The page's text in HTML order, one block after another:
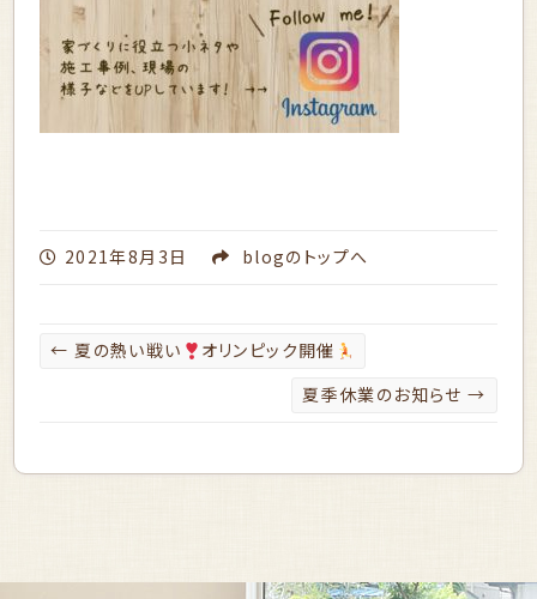
2021年8月3日 blogのトップへ
← 夏の熱い戦い
オリンピック開催
夏季休業のお知らせ→